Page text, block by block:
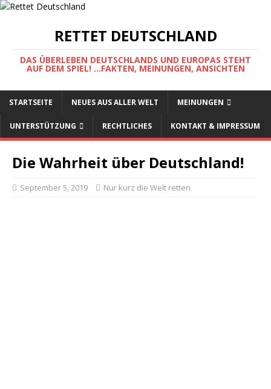
RETTET DEUTSCHLAND
DAS ÜBERLEBEN DEUTSCHLANDS UND EUROPAS STEHT
AUF DEM SPIEL! ...FAKTEN, MEINUNGEN, ANSICHTEN
STARTSEITE NEUES AUS ALLER WELT MEINUNGEN
UNTERSTÜTZUNG RECHTLICHES KONTAKT & IMPRESSUM
Die Wahrheit über Deutschland!
September 5, 2019 Nur kurz die Welt retten